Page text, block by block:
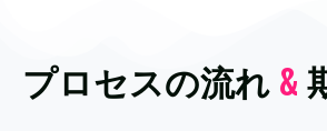
プロセスの流れ&